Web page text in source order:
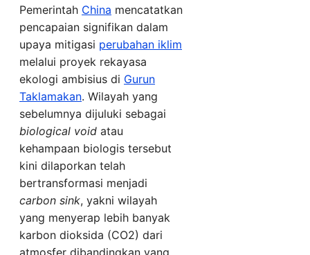
Pemerintah China mencatatkan
pencapaian signifikan dalam
upaya mitigasi perubahan iklim
melalui proyek rekayasa
ekologi ambisius di Gurun
Taklamakan. Wilayah yang
sebelumnya dijuluki sebagai
biological void atau
kehampaan biologis tersebut
kini dilaporkan telah
bertransformasi menjadi
carbon sink, yakni wilayah
yang menyerap lebih banyak
karbon dioksida (CO2) dari